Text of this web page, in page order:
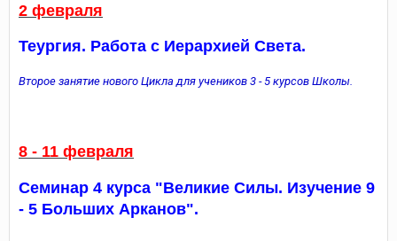
2 февраля
Теургия. Работа с Иерархией Света.
Второе занятие нового Цикла для учеников 3 - 5 курсов Школы.
8 - 11 февраля
Семинар 4 курса "Великие Силы. Изучение 9
- 5 Больших Арканов".